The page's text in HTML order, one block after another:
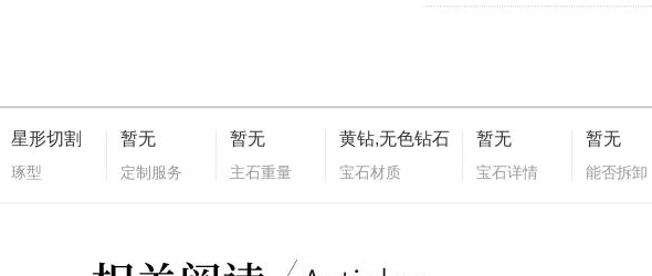
星形切割
琢型
暂无
定制服务
暂无
主石重量
黄钻,无色钻石
宝石材质
暂无
宝石详情
暂无
能否拆卸